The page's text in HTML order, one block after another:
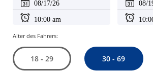
Alter des Fahrers:
18 - 29 30 - 69